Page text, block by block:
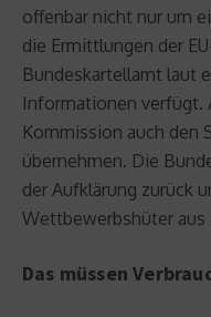
offenbar nicht nur um
die Ermittlungen der
Bundeskartellamt laut
Informationen verfügt.
Kommission auch den
übernehmen. Die
der Aufklärung zurück
Wettbewerbshüter aus
Das müssen